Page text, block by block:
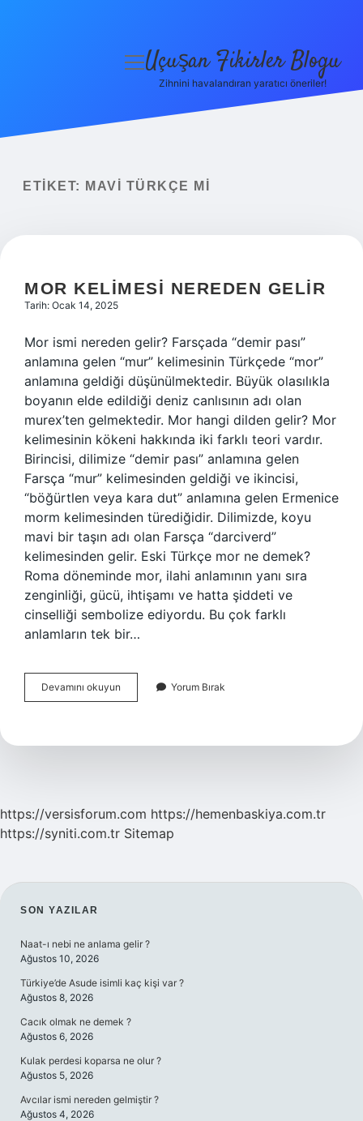
Yasal Uyarı
menüyü
Uçuşan Fikirler Blogu
Zihnini havalandıran yaratıcı öneriler!
ETIKET: MAVI TÜRKÇE MI
MOR KELIMESI NEREDEN GELIR
Tarih: Ocak 14, 2025
Mor ismi nereden gelir? Farsçada “demir pası”
anlamına gelen “mur” kelimesinin Türkçede “mor”
anlamına geldiği düşünülmektedir. Büyük olasılıkla
boyanın elde edildiği deniz canlısının adı olan
murex’ten gelmektedir. Mor hangi dilden gelir? Mor
kelimesinin kökeni hakkında iki farklı teori vardır.
Birincisi, dilimize “demir pası” anlamına gelen
Farsça “mur” kelimesinden geldiği ve ikincisi,
“böğürtlen veya kara dut” anlamına gelen Ermenice
morm kelimesinden türediğidir. Dilimizde, koyu
mavi bir taşın adı olan Farsça “darciverd”
kelimesinden gelir. Eski Türkçe mor ne demek?
Roma döneminde mor, ilahi anlamının yanı sıra
zenginliği, gücü, ihtişamı ve hatta şiddeti ve
cinselliği sembolize ediyordu. Bu çok farklı
anlamların tek bir…
Devamını okuyun
Kelimesi
Yorum Bırak
https://versisforum.com https://hemenbaskiya.com.tr
https://syniti.com.tr Sitemap
SIDEBAR
SON YAZILAR
Naat-ı nebi ne anlama gelir ?
Ağustos 10, 2026
Türkiye’de Asude isimli kaç kişi var ?
Ağustos 8, 2026
Cacık olmak ne demek ?
Ağustos 6, 2026
Kulak perdesi koparsa ne olur ?
Ağustos 5, 2026
Avcılar ismi nereden gelmiştir ?
Ağustos 4, 2026